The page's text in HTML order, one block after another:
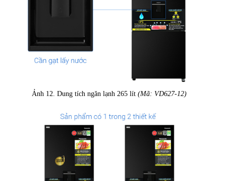
Ảnh 12. Dung tích ngăn lạnh 265 lít (Mã: VD627-12)